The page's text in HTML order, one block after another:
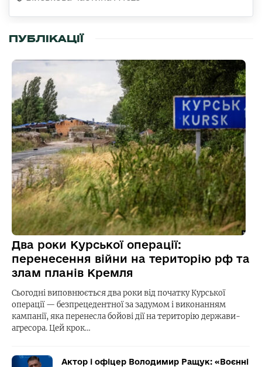
ПУБЛІКАЦІЇ
Два роки Курської операції:
перенесення війни на територію рф та
злам планів Кремля
Сьогодні виповнюється два роки від початку Курської
операції — безпрецедентної за задумом і виконанням
кампанії, яка перенесла бойові дії на територію держави-
агресора. Цей крок…
Актор і офіцер Володимир Ращук: «Воєнні